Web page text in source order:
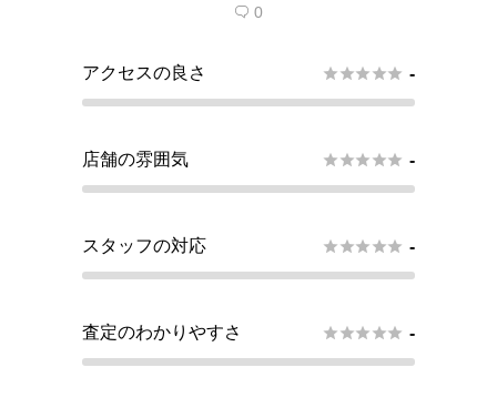
 0
アクセスの良さ  -
店舗の雰囲気  -
スタッフの対応  -
査定のわかりやすさ  -